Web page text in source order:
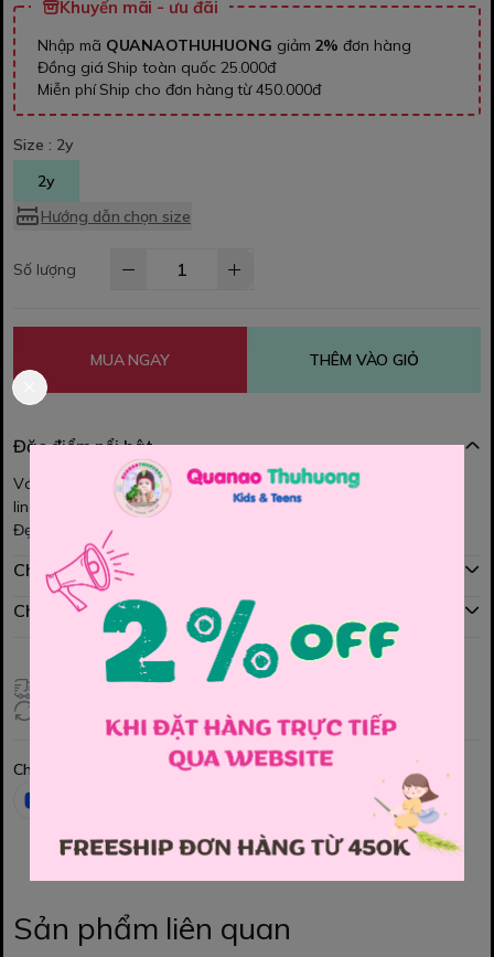
Khuyến mãi - ưu đãi
Nhập mã QUANAOTHUHUONG giảm 2% đơn hàng
Đồng giá Ship toàn quốc 25.000đ
Miễn phí Ship cho đơn hàng từ 450.000đ
Size : 2y
2y
Hướng dẫn chọn size
Số lượng
MUA NGAY THÊM VÀO GIỎ
Đặc điểm nổi bật
Váy babydoll MiaKids màu cực xinh - dáng váy cực cưng - vải
linen đũi mềm rũ - bé nào cũng mang được luôn
Đẹp từng chi tiết luôn ạ
Chính sách mua hàng
Chính sách đổi hàng
Giao hàng toàn quốc
Đổi hàng 3 ngày (HCM), 7 ngày (Tỉnh)
Chia sẻ
Sản phẩm liên quan